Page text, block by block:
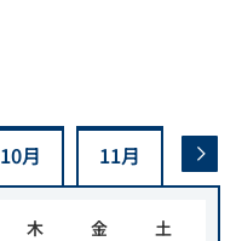
10月 11月 12月
木 金 土